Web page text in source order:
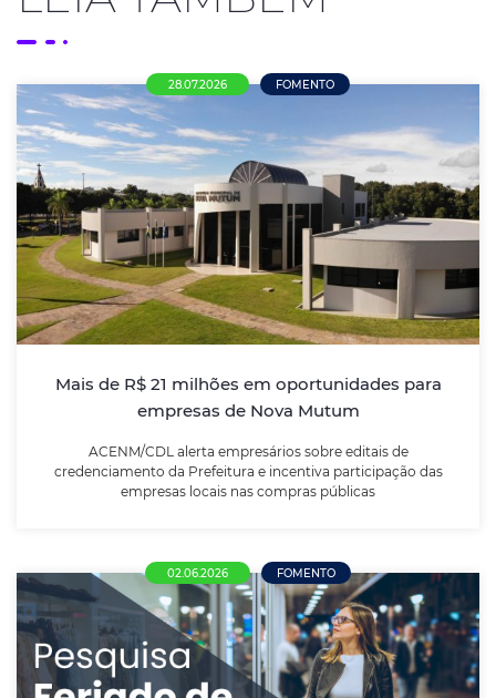
28.07.2026 FOMENTO
Mais de R$ 21 milhões em oportunidades para
empresas de Nova Mutum
ACENM/CDL alerta empresários sobre editais de
credenciamento da Prefeitura e incentiva participação das
empresas locais nas compras públicas
Mais de R$ 21 milhões em oportunidades
para empresas de Nova Mutum
ACENM/CDL alerta empresários sobre editais de
credenciamento da Prefeitura e incentiva
participação das empresas locais nas compras
02.06.2026 FOMENTO
Comércio de Nova Mutum se divide sobre
funcionamento no Corpus Christi; maioria